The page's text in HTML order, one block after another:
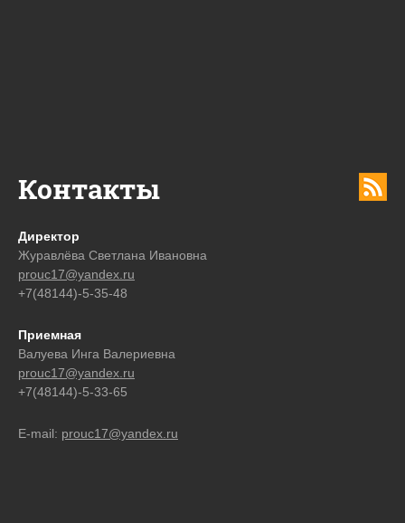
Контакты
Директор
Журавлёва Светлана Ивановна
prouc17@yandex.ru
+7(48144)-5-35-48
Приемная
Валуева Инга Валериевна
prouc17@yandex.ru
+7(48144)-5-33-65
E-mail: prouc17@yandex.ru